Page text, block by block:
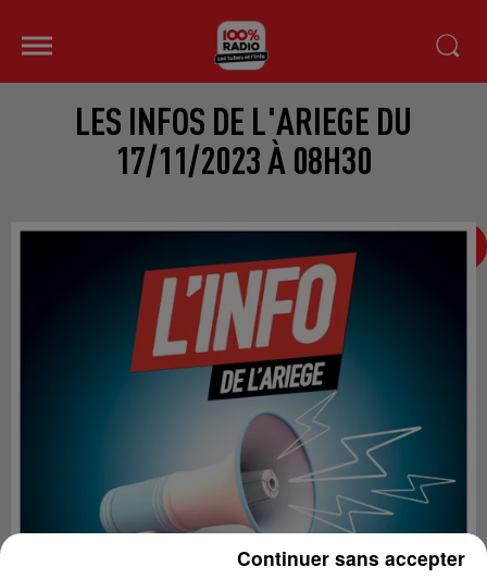
LES INFOS DE L'ARIEGE DU
17/11/2023 À 08H30
Continuer sans accepter